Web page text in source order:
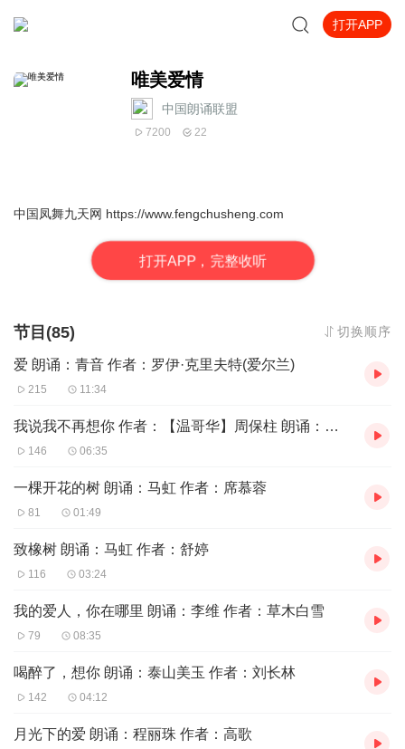
打开APP
唯美爱情
中国朗诵联盟
7200 22
中国凤舞九天网 https://www.fengchusheng.com
打开APP，完整收听
节目(85) 切换顺序
爱 朗诵：青音 作者：罗伊·克里夫特(爱尔兰)
215 11:34
我说我不再想你 作者：【温哥华】周保柱 朗诵：李维
146 06:35
一棵开花的树 朗诵：马虹 作者：席慕蓉
81 01:49
致橡树 朗诵：马虹 作者：舒婷
116 03:24
我的爱人，你在哪里 朗诵：李维 作者：草木白雪
79 08:35
喝醉了，想你 朗诵：泰山美玉 作者：刘长林
142 04:12
月光下的爱 朗诵：程丽珠 作者：高歌